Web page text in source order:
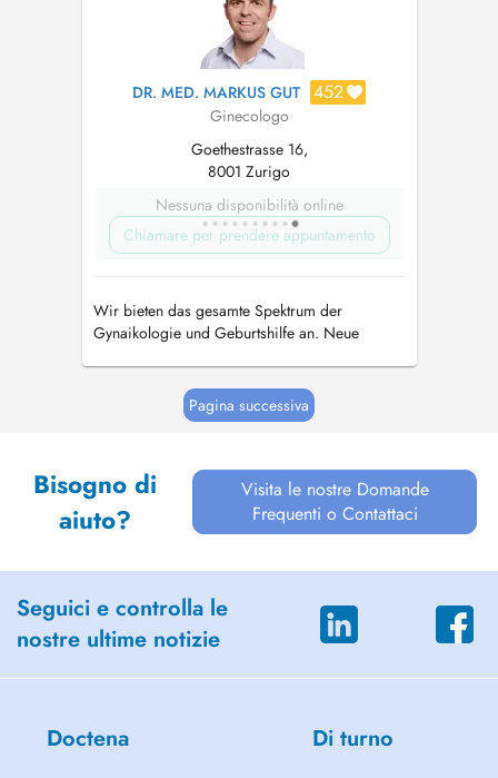
DR. MED. MARKUS GUT 452
Ginecologo
Goethestrasse 16,
8001 Zurigo
Nessuna disponibilità online
Chiamare per prendere appuntamento
Wir bieten das gesamte Spektrum der
Gynaikologie und Geburtshilfe an. Neue
Privatspitälern in Zürich.
Pagina successiva
Bisogno di
aiuto?
Visita le nostre Domande
Frequenti o Contattaci
Seguici e controlla le
nostre ultime notizie
Doctena Di turno